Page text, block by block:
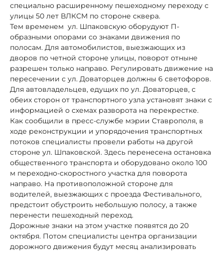
специально расширенному пешеходному переходу с
улицы 50 лет ВЛКСМ по стороне сквера.
Тем временем ул. Шпаковскую оборудуют П-
образными опорами со знаками движения по
полосам. Для автомобилистов, выезжающих из
дворов по четной стороне улицы, поворот отныне
разрешен только направо. Регулировать движение на
пересечении с ул. Доваторцев должны 6 светофоров.
Для автовладельцев, едущих по ул. Доваторцев, с
обеих сторон от транспортного узла установят знаки с
информацией о схемах разворота на перекрестке.
Как сообщили в пресс-службе мэрии Ставрополя, в
ходе реконструкции и упорядочения транспортных
потоков специалисты провели работы на другой
стороне ул. Шпаковской. Здесь перенесена остановка
общественного транспорта и оборудовано около 100
м переходно-скоростного участка для поворота
направо. На противоположной стороне для
водителей, выезжающих с проезда Фестивального,
предстоит обустроить небольшую полосу, а также
перенести пешеходный переход.
Дорожные знаки на этом участке появятся до 20
октября. Потом специалисты центра организации
дорожного движения будут месяц анализировать